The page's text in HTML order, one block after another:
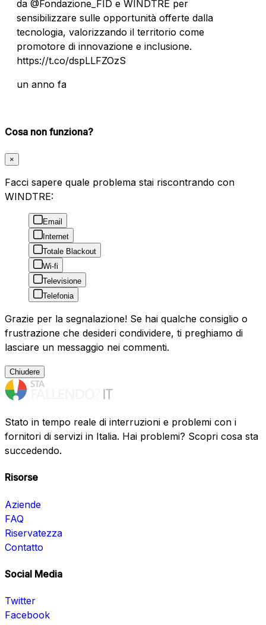
da @Fondazione_FID e WINDTRE per
sensibilizzare sulle opportunità offerte dalla
tecnologia, valorizzando il territorio come
promotore di innovazione e inclusione.
https://t.co/dspLLFZOzS
un anno fa
Cosa non funziona?
×
Facci sapere quale problema stai riscontrando con
WINDTRE:
Email
Internet
Totale Blackout
Wi-fi
Televisione
Telefonia
Grazie per la segnalazione! Se hai qualche consiglio o
frustrazione che desideri condividere, ti preghiamo di
lasciare un messaggio nei commenti.
Chiudere
Stato in tempo reale di interruzioni e problemi con i
fornitori di servizi in Italia. Hai problemi? Scopri cosa sta
succedendo.
Risorse
Aziende
FAQ
Riservatezza
Contatto
Social Media
Twitter
Facebook